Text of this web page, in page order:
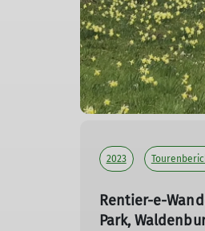
2023
Rentier-e-
Park,